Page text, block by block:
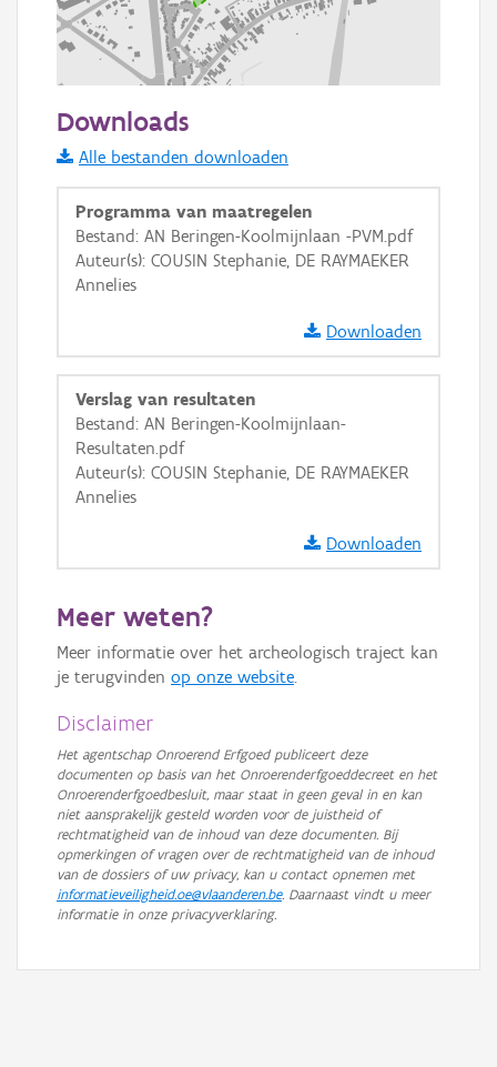
Informatie Vlaanderen
i
+ −
Basis Lagen
OSM-Basiskaart
Downloads
Alle bestanden downloaden
Programma van maatregelen
Bestand: AN Beringen-Koolmijnlaan -PVM.pdf
Auteur(s): COUSIN Stephanie, DE RAYMAEKER
Annelies
Downloaden
Verslag van resultaten
Bestand: AN Beringen-Koolmijnlaan-
Resultaten.pdf
Auteur(s): COUSIN Stephanie, DE RAYMAEKER
Annelies
Downloaden
Meer weten?
Meer informatie over het archeologisch traject kan
je terugvinden op onze website.
Disclaimer
Het agentschap Onroerend Erfgoed publiceert deze
documenten op basis van het Onroerenderfgoeddecreet en het
Onroerenderfgoedbesluit, maar staat in geen geval in en kan
niet aansprakelijk gesteld worden voor de juistheid of
rechtmatigheid van de inhoud van deze documenten. Bij
opmerkingen of vragen over de rechtmatigheid van de inhoud
van de dossiers of uw privacy, kan u contact opnemen met
informatieveiligheid.oe@vlaanderen.be. Daarnaast vindt u meer
informatie in onze privacyverklaring.